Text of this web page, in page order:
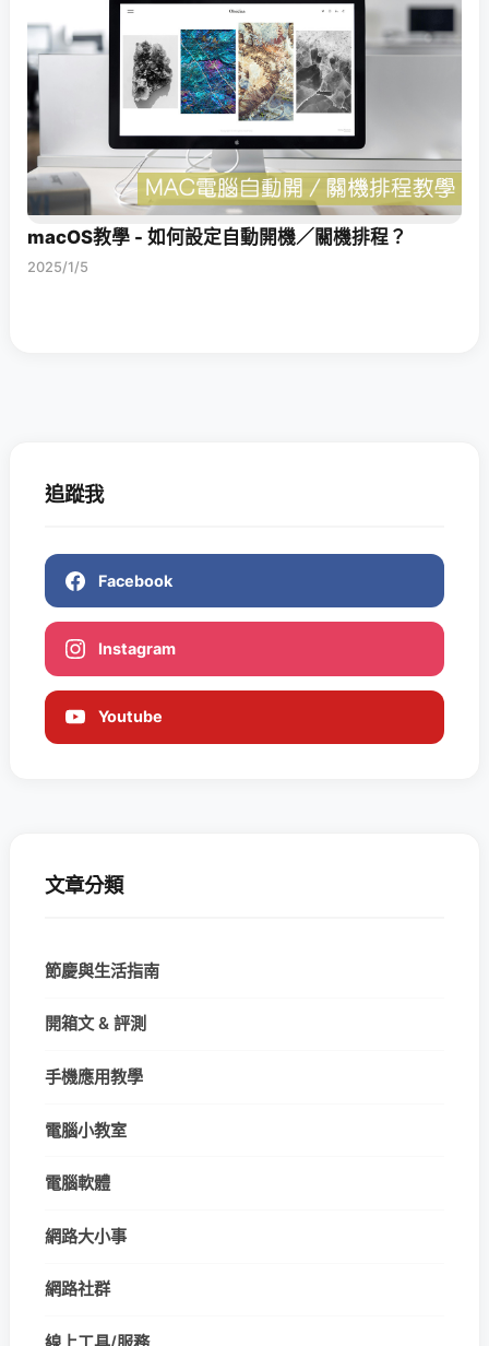
macOS教學 - 如何設定自動開機／關機排程？
2025/1/5
追蹤我
Facebook
Instagram
Youtube
文章分類
節慶與生活指南
開箱文 & 評測
手機應用教學
電腦小教室
電腦軟體
網路大小事
網路社群